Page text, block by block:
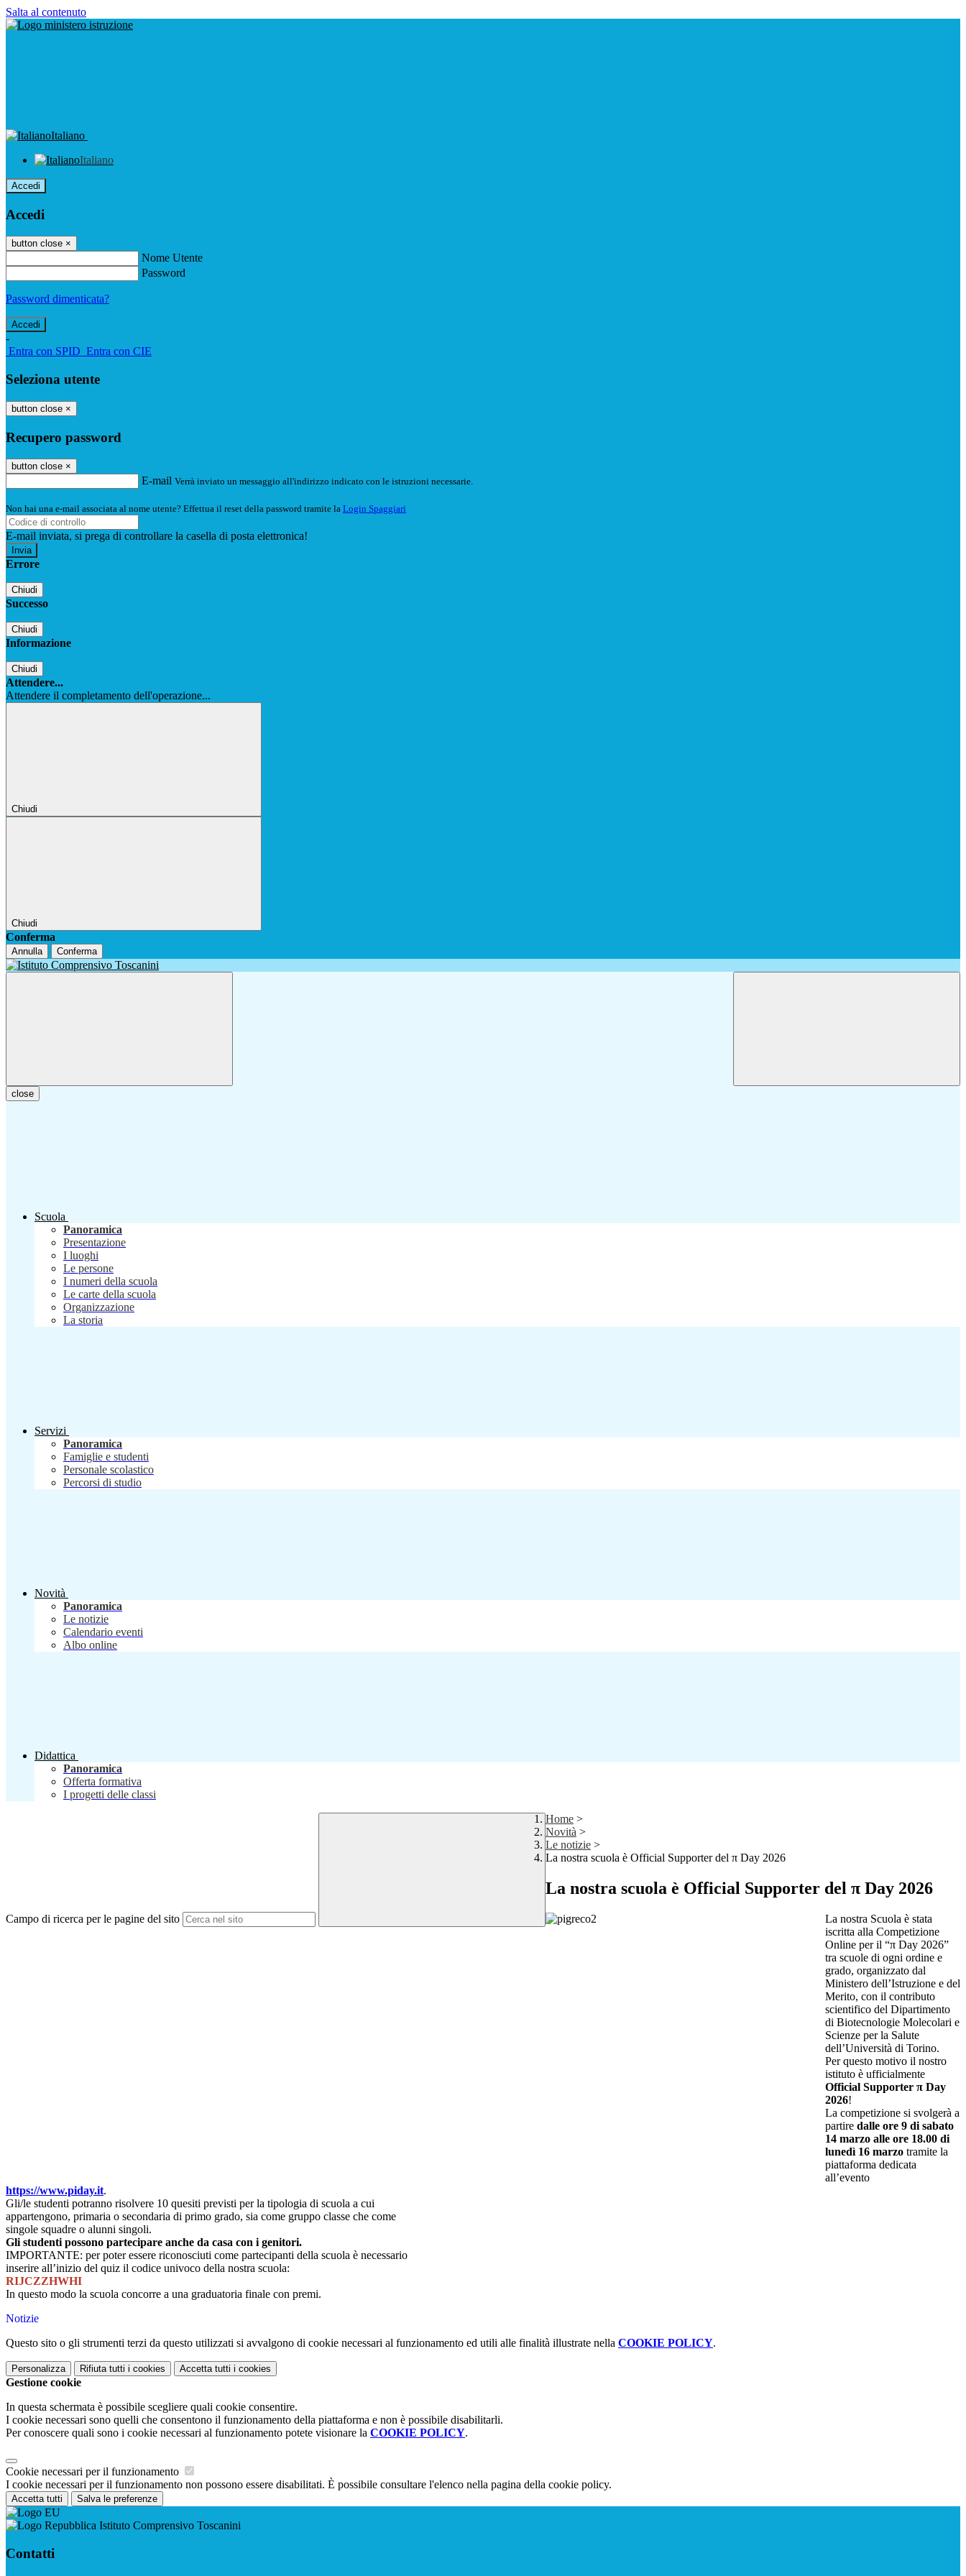
Salta al contenuto
Italiano
Italiano
Accedi
Accedi
button close ×
Nome Utente
Password
Password dimenticata?
-
Entra con SPID Entra con CIE
Seleziona utente
button close ×
Recupero password
button close ×
E-mail Verrà inviato un messaggio all'indirizzo indicato con le istruzioni necessarie.
Non hai una e-mail associata al nome utente? Effettua il reset della password tramite la Login Spaggiari
E-mail inviata, si prega di controllare la casella di posta elettronica!
Errore
Chiudi
Successo
Chiudi
Informazione
Chiudi
Attendere...
Attendere il completamento dell'operazione...
Chiudi
Chiudi
Conferma
Annulla Conferma
close
Scuola
Panoramica
Presentazione
I luoghi
Le persone
I numeri della scuola
Le carte della scuola
Organizzazione
La storia
Servizi
Panoramica
Famiglie e studenti
Personale scolastico
Percorsi di studio
Novità
Panoramica
Le notizie
Calendario eventi
Albo online
Didattica
Panoramica
Offerta formativa
I progetti delle classi
Campo di ricerca per le pagine del sito
Home >
Novità >
Le notizie >
La nostra scuola è Official Supporter del π Day 2026
La nostra scuola è Official Supporter del π Day 2026
La nostra Scuola è stata
iscritta alla Competizione
Online per il “π Day 2026”
tra scuole di ogni ordine e
grado, organizzato dal
Ministero dell’Istruzione e del
Merito, con il contributo
scientifico del Dipartimento
di Biotecnologie Molecolari e
Scienze per la Salute
dell’Università di Torino.
Per questo motivo il nostro
istituto è ufficialmente
Official Supporter π Day
2026!
La competizione si svolgerà a
partire dalle ore 9 di sabato
14 marzo alle ore 18.00 di
lunedì 16 marzo tramite la
piattaforma dedicata
all’evento
https://www.piday.it.
Gli/le studenti potranno risolvere 10 quesiti previsti per la tipologia di scuola a cui
appartengono, primaria o secondaria di primo grado, sia come gruppo classe che come
singole squadre o alunni singoli.
Gli studenti possono partecipare anche da casa con i genitori.
IMPORTANTE: per poter essere riconosciuti come partecipanti della scuola è necessario
inserire all’inizio del quiz il codice univoco della nostra scuola:
RIJCZZHWHI
In questo modo la scuola concorre a una graduatoria finale con premi.
Notizie
Questo sito o gli strumenti terzi da questo utilizzati si avvalgono di cookie necessari al funzionamento ed utili alle finalità illustrate nella COOKIE POLICY.
Personalizza Rifiuta tutti i cookies Accetta tutti i cookies
Gestione cookie
In questa schermata è possibile scegliere quali cookie consentire.
I cookie necessari sono quelli che consentono il funzionamento della piattaforma e non è possibile disabilitarli.
Per conoscere quali sono i cookie necessari al funzionamento potete visionare la COOKIE POLICY.
Cookie necessari per il funzionamento
I cookie necessari per il funzionamento non possono essere disabilitati. È possibile consultare l'elenco nella pagina della cookie policy.
Accetta tutti Salva le preferenze
Istituto Comprensivo Toscanini
Contatti